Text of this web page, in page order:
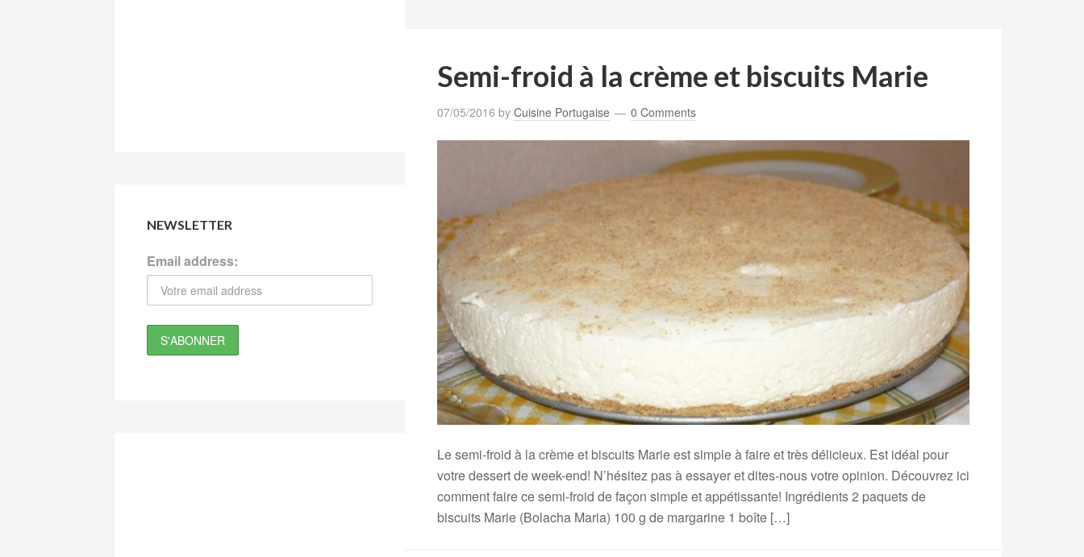
Semi-froid à la crème et biscuits Marie
07/05/2016 by Cuisine Portugaise 0 Comments
Le semi-froid à la crème et biscuits Marie est simple à faire et très délicieux. Est idéal pour
votre dessert de week-end! N’hésitez pas à essayer et dites-nous votre opinion. Découvrez ici
comment faire ce semi-froid de façon simple et appétissante! Ingrédients 2 paquets de
biscuits Marie (Bolacha Maria) 100 g de margarine 1 boîte […]
NEWSLETTER
Email address: